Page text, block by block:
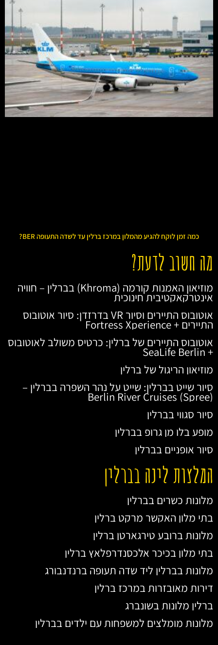
כמה זמן לוקח להגיע מהמלון במרכז ברלין עד לשדה התעופה BER?
מה חשוב לדעת?
מוזיאון האמנות קורמה (Khroma) בברלין – חוויה
אינטרקאקטיבית חינוכית
אוטובוס התיירים וסיור VR בדרזדן: סיור אוטובוס
התיירים + Fortress Xperience
אוטובוס התיירים של ברלין: כרטיס משולב לאוטובוס
+ SeaLife Berlin
מוזיאון הריגול של ברלין
סיור שייט בברלין: שייט על נהר השפרה בברלין –
Berlin River Cruises (Spree)
סיור סגווי בברלין
מופע בלו מן גרופ בברלין
סיור אופניים בברלין
המלצות לינה בברלין
מלונות כשרים בברלין
בתי מלון האקשר מרקט ברלין
מלונות ברובע טירגארטן ברלין
בתי מלון בכיכר אלכסנדרפלאץ ברלין
מלונות בברלין ליד שדה תעופה ברנדנבורג
דירות מאובזרות במרכז ברלין
ברלין מלונות בשונברג
מלונות מומלצים למשפחות עם ילדים בברלין